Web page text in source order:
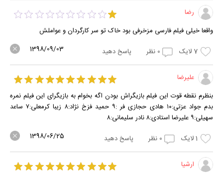
رضا
واقعا خیلی فیلم فارسی مزخرفی بود خاک تو سر کارگردان و عواملش
7 لایک 0 نظر پاسخ دهید 1398/09/03
علیرضا
بنظرم نقطه قوت این فیلم بازیگراش بودن اگه بخوام به بازیگرای این فیلم نمره
بدم جواد عزتی:۱۰ هادی حجازی فر :۹ حمید فزخ نژاد:۸ زیبا کرمعلی:۷ ساعد
سهیلی:۹ علیرضا استادی:۸ نادر سلیمانی:۸
1لایک 0 نظر پاسخ دهید 1398/06/25
ارشیا